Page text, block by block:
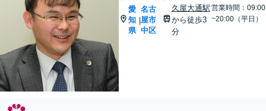
愛
知
県
|
名古
屋市
中区
久屋大通駅
から徒歩3
分
営業時間：09:00
~20:00（平日）